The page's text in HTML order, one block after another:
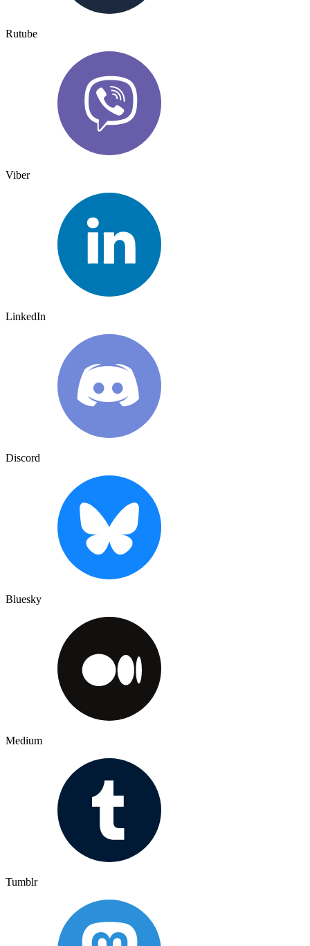
Rutube
Viber
LinkedIn
Discord
Bluesky
Medium
Tumblr